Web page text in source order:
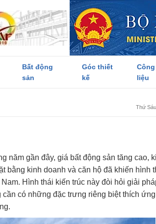
Bất động
sản
Góc thiết
kế
liệu
Thứ
năm gần đây, giá bất động sản tăng cao,
bằng kinh doanh và căn hộ đã khiến hình
Hình thái kiến trúc này đòi hỏi giải
có những đặc trưng riêng biệt thích